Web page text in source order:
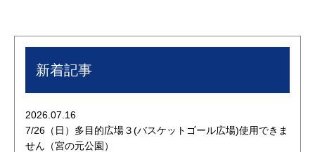
新着記事
2026.07.16
7/26（日）多目的広場３(バスケットゴール広場)使用できま
せん（宮の元公園）